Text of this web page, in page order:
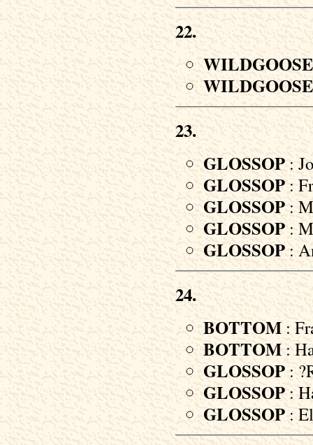
22.
WILDGOOSE
WILDGOOSE
23.
GLOSSOP :
GLOSSOP :
GLOSSOP :
GLOSSOP :
GLOSSOP :
24.
BOTTOM :
BOTTOM :
GLOSSOP :
GLOSSOP :
GLOSSOP :